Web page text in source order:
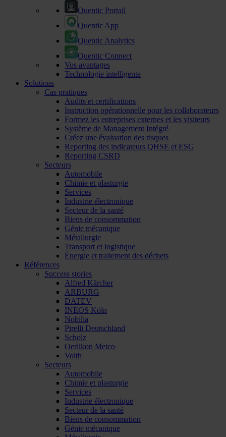
Quentic Portail
Quentic App
Quentic Analytics
Quentic Connect
Vos avantages
Technologie intelligente
Solutions
Cas pratiques
Audits et certifications
Instruction opérationnelle pour les collaborateurs
Formez les entreprises externes et les visiteurs
Système de Management Intégré
Créez une évaluation des risques
Reporting des indicateurs QHSE et ESG
Reporting CSRD
Secteurs
Automobile
Chimie et plasturgie
Services
Industrie électronique
Secteur de la santé
Biens de consommation
Génie mécanique
Métallurgie
Transport et logistique
Énergie et traitement des déchets
Références
Success stories
Alfred Kärcher
ARBURG
DATEV
INEOS Köln
Nobilia
Pirelli Deutschland
Scholz
Oerlikon Metco
Voith
Secteurs
Automobile
Chimie et plasturgie
Services
Industrie électronique
Secteur de la santé
Biens de consommation
Génie mécanique